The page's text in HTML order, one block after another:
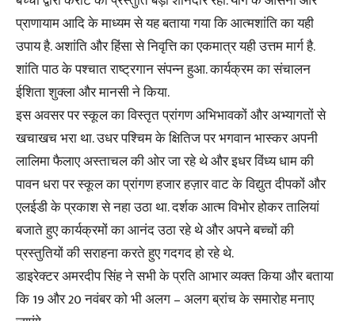
प्राणायाम आदि के माध्यम से यह बताया गया कि आत्मशांति का यही
उपाय है. अशांति और हिंसा से निवृत्ति का एकमात्र यही उत्तम मार्ग है.
शांति पाठ के पश्चात राष्ट्रगान संपन्न हुआ. कार्यक्रम का संचालन
ईशिता शुक्ला और मानसी ने किया.
इस अवसर पर स्कूल का विस्तृत प्रांगण अभिभावकों और अभ्यागतों से
खचाखच भरा था. उधर पश्चिम के क्षितिज पर भगवान भास्कर अपनी
लालिमा फैलाए अस्ताचल की ओर जा रहे थे और इधर विंध्य धाम की
पावन धरा पर स्कूल का प्रांगण हजार हज़ार वाट के विद्युत दीपकों और
एलईडी के प्रकाश से नहा उठा था. दर्शक आत्म विभोर होकर तालियां
बजाते हुए कार्यक्रमों का आनंद उठा रहे थे और अपने बच्चों की
प्रस्तुतियों की सराहना करते हुए गदगद हो रहे थे.
डाइरेक्टर अमरदीप सिंह ने सभी के प्रति आभार व्यक्त किया और बताया
कि 19 और 20 नवंबर को भी अलग – अलग ब्रांच के समारोह मनाए